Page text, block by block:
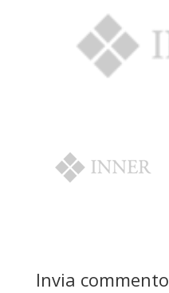
Invia commento